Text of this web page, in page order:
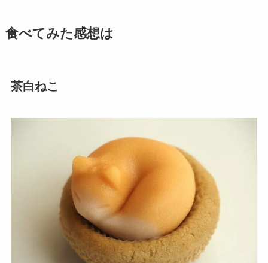
食べてみた感想は
茶白ねこ